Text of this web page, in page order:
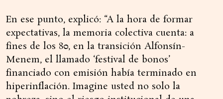
En ese punto, explicó: “A la hora de formar
expectativas, la memoria colectiva cuenta: a
fines de los 80, en la transición Alfonsín-
Menem, el llamado ‘festival de bonos’
financiado con emisión había terminado en
hiperinflación. Imagine usted no solo la